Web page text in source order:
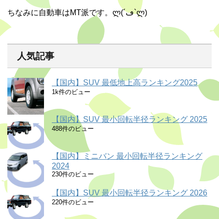
ちなみに自動車はMT派です。ლ(´ڡ`ლ)
人気記事
【国内】SUV 最低地上高ランキング2025
1k件のビュー
【国内】SUV 最小回転半径ランキング 2025
488件のビュー
【国内】ミニバン 最小回転半径ランキング
2024
230件のビュー
【国内】SUV 最小回転半径ランキング 2026
220件のビュー